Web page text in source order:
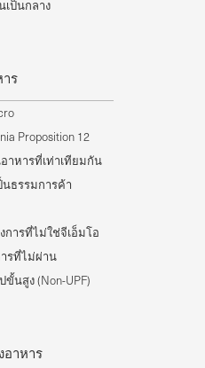
เป็นกลาง
ร
Proposition 12
าหารที่เท่าเทียมกัน
นธรรมการค้า
การที่ไม่ใช่จีเอ็มโอ
รที่ไม่ผ่าน
นสูง (Non-UPF)
าหาร